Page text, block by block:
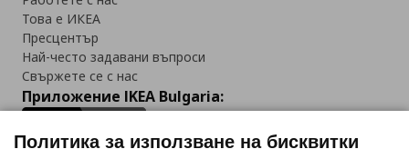
Това е ИКЕА
Пресцентър
Най-често задавани въпроси
Свържете се с нас
Приложение IKEA Bulgaria:
Политика за използване на бисквитки